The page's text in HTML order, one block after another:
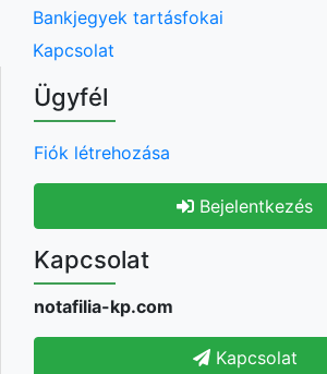
Bankjegyek tartásfokai
Kapcsolat
Ügyfél
Fiók létrehozása
Bejelentkezés
Kapcsolat
notafilia-kp.com
Kapcsolat